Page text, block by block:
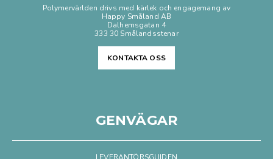
Polymervärlden drivs med kärlek och engagemang av
Happy Småland AB
Dalhemsgatan 4
333 30 Smålandsstenar
KONTAKTA OSS
GENVÄGAR